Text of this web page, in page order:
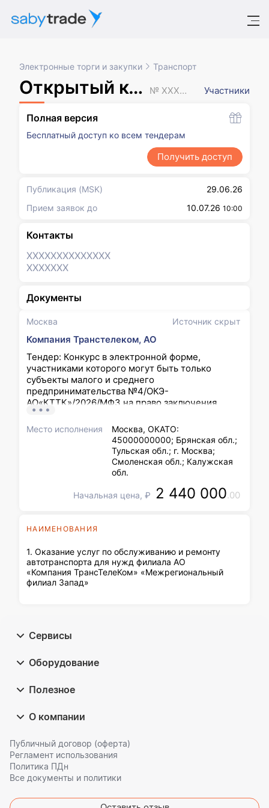
Электронные торги и закупки Транспорт
Открытый конкурс № XXXXXXX Участники
Москва Источник скрыт
Компания Транстелеком, АО
Тендер: Конкурс в электронной форме,
участниками которого могут быть только
субъекты малого и среднего
предпринимательства №4/ОКЭ-
АО«КТТК»/2026/МФЗ на право заключения
договора на оказание услуг по обслуживанию и
ремонту автотранспорта для нужд филиала АО
«Компания ТрансТелеКом» «Межрегиональный
филиал Запад» (5 лотов)
Место исполнения
Москва, ОКАТО:
45000000000; Брянская обл.;
Тульская обл.; г. Москва;
Смоленская обл.; Калужская
обл.
Начальная цена, ₽ 2 440 000.00
НАИМЕНОВАНИЯ
1. Оказание услуг по обслуживанию и ремонту
автотранспорта для нужд филиала АО
«Компания ТрансТелеКом» «Межрегиональный
филиал Запад»
Полная версия
Бесплатный доступ ко всем тендерам
Получить доступ
Публикация (MSK)
29.06.26
Прием заявок до
10.07.26 10:00
Контакты
XXXXXXXXXXXXXX
XXXXXXX
Документы
Сервисы
Оборудование
Полезное
О компании
Публичный договор (оферта)
Регламент использования
Политика ПДн
Все документы и политики